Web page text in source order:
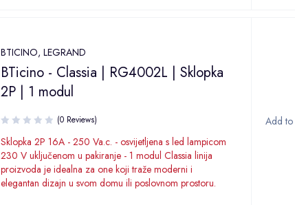
BTICINO,LEGRAND
BTicino - Classia | RG4002L | Sklopka
2P | 1 modul
(0 Reviews)
Sklopka 2P 16A - 250 Va.c. - osvijetljena s led lampicom
230 V uključenom u pakiranje - 1 modul Classia linija
proizvoda je idealna za one koji traže moderni i
elegantan dizajn u svom domu ili poslovnom prostoru.